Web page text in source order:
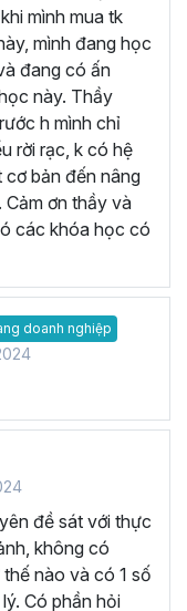
khi học Excel:
cụ thể mà bạn
biểu đồ Excel,
tất cả các kiến
Bạn có thể tìm
học Excel mà bạn
Youtube,
liệu phong phú và
internet. Tuy
gian để tìm kiếm
và các bài
cụ thể. Bởi vậy,
thời gian và tiền
nay trên thị trường
Excel ngay tại
cho người tự
cơ bản đến nâng
thể học qua các
mình mua tk
mình đang học
đang có ấn
này. Thầy
h mình chỉ
rời rạc, k có hệ
cơ bản đến nâng
Cảm ơn thầy và
các khóa học có
doanh nghiệp
đề sát với thực
không có
nào và có 1 số
Có phần hỏi